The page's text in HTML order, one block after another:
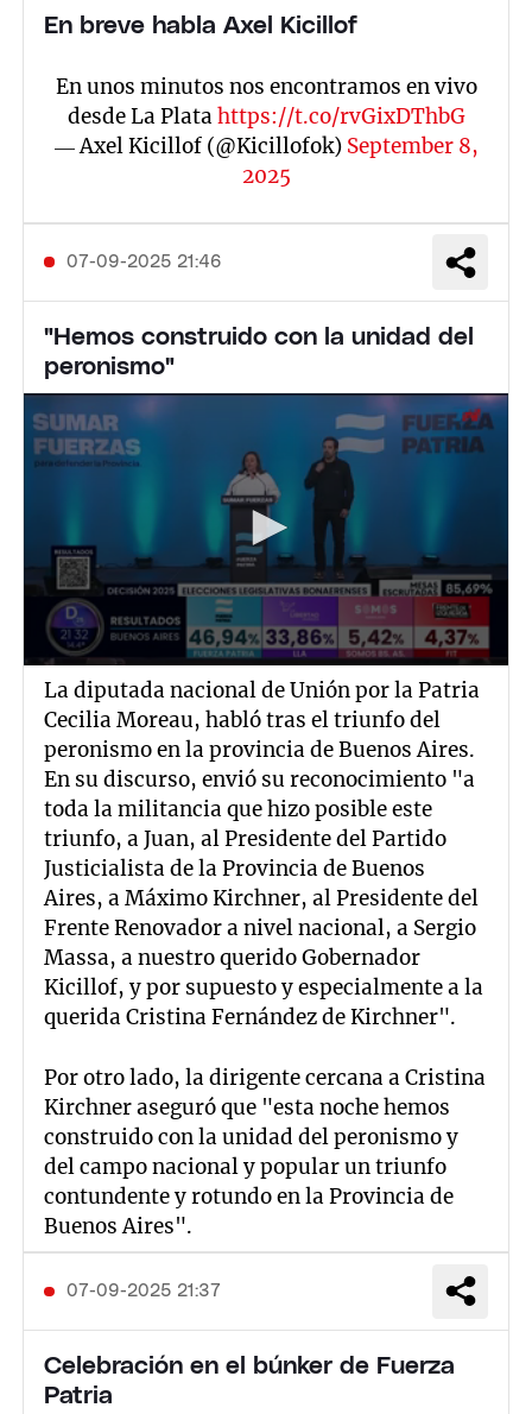
En breve habla Axel Kicillof
En unos minutos nos encontramos en vivo
desde La Plata https://t.co/rvGixDThbG
— Axel Kicillof (@Kicillofok) September 8,
2025
07-09-2025 21:46
"Hemos construido con la unidad del
peronismo"
La diputada nacional de Unión por la Patria
Cecilia Moreau, habló tras el triunfo del
peronismo en la provincia de Buenos Aires.
En su discurso, envió su reconocimiento "a
toda la militancia que hizo posible este
triunfo, a Juan, al Presidente del Partido
Justicialista de la Provincia de Buenos
Aires, a Máximo Kirchner, al Presidente del
Frente Renovador a nivel nacional, a Sergio
Massa, a nuestro querido Gobernador
Kicillof, y por supuesto y especialmente a la
querida Cristina Fernández de Kirchner".
Por otro lado, la dirigente cercana a Cristina
Kirchner aseguró que "esta noche hemos
construido con la unidad del peronismo y
del campo nacional y popular un triunfo
contundente y rotundo en la Provincia de
Buenos Aires".
07-09-2025 21:37
Celebración en el búnker de Fuerza
Patria